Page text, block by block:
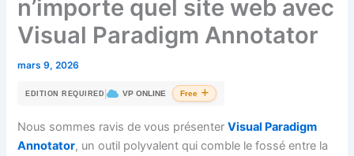
n’importe quel site web avec
Visual Paradigm Annotator
mars 9, 2026
EDITION REQUIRED | VP ONLINE Free
Nous sommes ravis de vous présenterVisual Paradigm
Annotator, un outil polyvalent qui comble le fossé entre la